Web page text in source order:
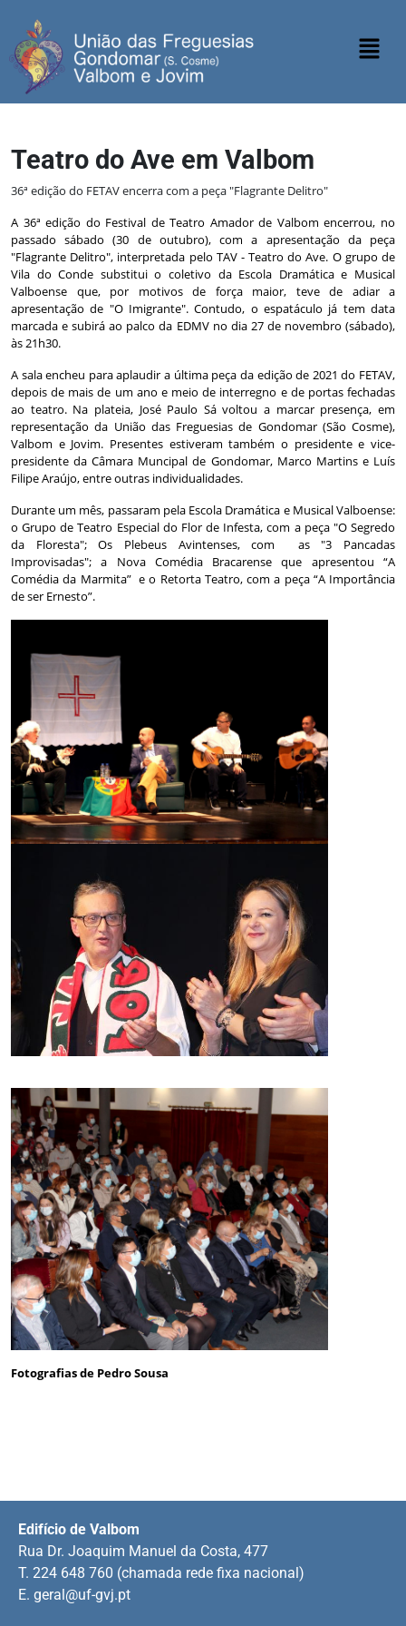
Teatro do Ave em Valbom
36ª edição do FETAV encerra com a peça "Flagrante Delitro"
A 36ª edição do Festival de Teatro Amador de Valbom encerrou, no
passado sábado (30 de outubro), com a apresentação da peça
"Flagrante Delitro", interpretada pelo TAV - Teatro do Ave. O grupo de
Vila do Conde substitui o coletivo da Escola Dramática e Musical
Valboense que, por motivos de força maior, teve de adiar a
apresentação de "O Imigrante". Contudo, o espatáculo já tem data
marcada e subirá ao palco da EDMV no dia 27 de novembro (sábado),
às 21h30.
A sala encheu para aplaudir a última peça da edição de 2021 do FETAV,
depois de mais de um ano e meio de interregno e de portas fechadas
ao teatro. Na plateia, José Paulo Sá voltou a marcar presença, em
representação da União das Freguesias de Gondomar (São Cosme),
Valbom e Jovim. Presentes estiveram também o presidente e vice-
presidente da Câmara Muncipal de Gondomar, Marco Martins e Luís
Filipe Araújo, entre outras individualidades.
Durante um mês, passaram pela Escola Dramática e Musical Valboense:
o Grupo de Teatro Especial do Flor de Infesta, com a peça "O Segredo
da Floresta"; Os Plebeus Avintenses, com as "3 Pancadas
Improvisadas"; a Nova Comédia Bracarense que apresentou “A
Comédia da Marmita” e o Retorta Teatro, com a peça “A Importância
de ser Ernesto”.
Fotografias de Pedro Sousa
Edifício de Valbom
Rua Dr. Joaquim Manuel da Costa, 477
T. 224 648 760 (chamada rede fixa nacional)
E. geral@uf-gvj.pt